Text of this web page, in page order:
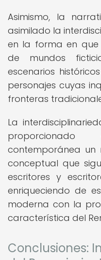
Asimismo, la
asimilado la
en la forma en
de mundos
escenarios
personajes cuyas
fronteras
La
contemporánea
conceptual que
escritores y
enriqueciendo de
moderna con la
característica del
Conclusiones: